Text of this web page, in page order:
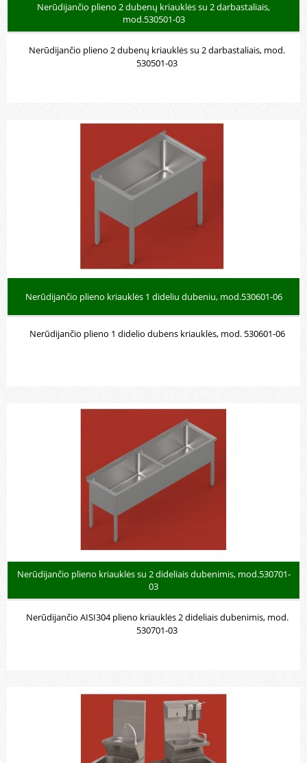
Nerūdijančio plieno 2 dubenų kriauklės su 2 darbastaliais,
mod.530501-03
Nerūdijančio plieno 2 dubenų kriauklės su 2 darbastaliais, mod.
530501-03
Nerūdijančio plieno kriauklės 1 dideliu dubeniu, mod.530601-06
Nerūdijančio plieno 1 didelio dubens kriauklės, mod. 530601-06
Nerūdijančio plieno kriauklės su 2 dideliais dubenimis, mod.530701-
03
Nerūdijančio AISI304 plieno kriauklės 2 dideliais dubenimis, mod.
530701-03